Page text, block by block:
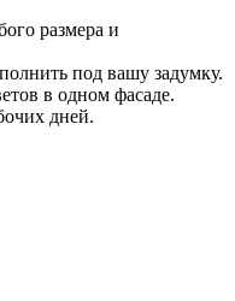
размера и
под вашу задумку.
в одном фасаде.
дней.